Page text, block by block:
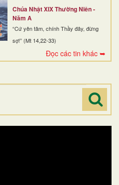
Chúa Nhật XIX Thường Niên -
Năm A
“Cứ yên tâm, chính Thầy đây, đừng
sợ!” (Mt 14,22-33)
Đọc các tin khác ➥